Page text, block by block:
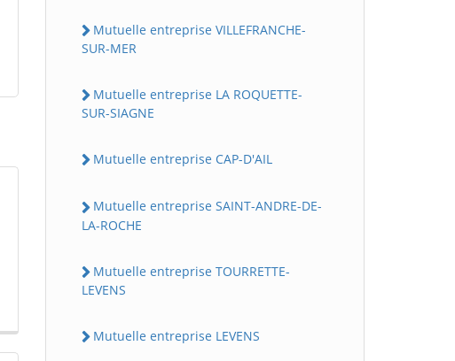
Mutuelle entreprise VILLEFRANCHE-
SUR-MER
Mutuelle entreprise LA ROQUETTE-
SUR-SIAGNE
Mutuelle entreprise CAP-D'AIL
Mutuelle entreprise SAINT-ANDRE-DE-
LA-ROCHE
Mutuelle entreprise TOURRETTE-
LEVENS
Mutuelle entreprise LEVENS